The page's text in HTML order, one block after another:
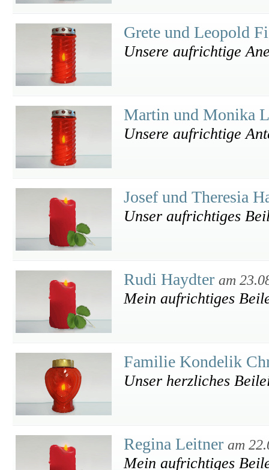
Grete und Leopold
Unsere aufrichtige
Martin und Monika
Unsere aufrichtige
Josef und Theresia
Unser aufrichtiges
Rudi Haydter am
Mein aufrichtiges
Familie Kondelik
Unser herzliches
Regina Leitner am
Mein aufrichtiges